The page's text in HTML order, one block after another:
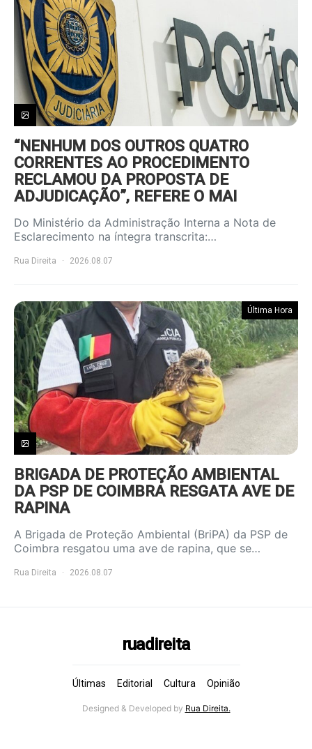
“NENHUM DOS OUTROS QUATRO
CORRENTES AO PROCEDIMENTO
RECLAMOU DA PROPOSTA DE
ADJUDICAÇÃO”, REFERE O MAI
Do Ministério da Administração Interna a Nota de
Esclarecimento na íntegra transcrita:…
Rua Direita 2026.08.07
Última Hora
BRIGADA DE PROTEÇÃO AMBIENTAL
DA PSP DE COIMBRA RESGATA AVE DE
RAPINA
A Brigada de Proteção Ambiental (BriPA) da PSP de
Coimbra resgatou uma ave de rapina, que se…
Rua Direita 2026.08.07
ruadireita
Últimas Editorial Cultura Opinião
Designed & Developed by Rua Direita.